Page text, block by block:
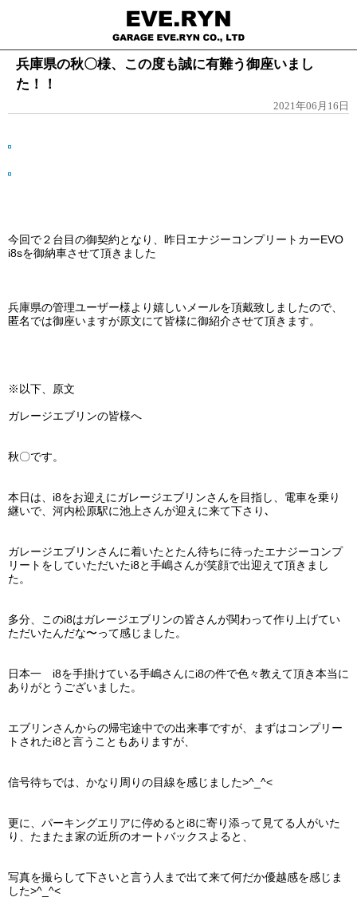
兵庫県の秋〇様、この度も誠に有難う御座いまし
た！！
2021年06月16日
今回で２台目の御契約となり、昨日エナジーコンプリートカーEVO
i8sを御納車させて頂きました
兵庫県の管理ユーザー様より嬉しいメールを頂戴致しましたので、
匿名では御座いますが原文にて皆様に御紹介させて頂きます。
※以下、原文
ガレージエブリンの皆様へ
秋〇です。
本日は、i8をお迎えにガレージエブリンさんを目指し、電車を乗り
継いで、河内松原駅に池上さんが迎えに来て下さり､
ガレージエブリンさんに着いたとたん待ちに待ったエナジーコンプ
リートをしていただいたi8と手嶋さんが笑顔で出迎えて頂きまし
た。
多分、このi8はガレージエブリンの皆さんが関わって作り上げてい
ただいたんだな〜って感じました。
日本一 i8を手掛けている手嶋さんにi8の件で色々教えて頂き本当に
ありがとうございました。
エブリンさんからの帰宅途中での出来事ですが、まずはコンプリー
トされたi8と言うこともありますが、
信号待ちでは、かなり周りの目線を感じました>^_^<
更に、パーキングエリアに停めるとi8に寄り添って見てる人がいた
り、たまたま家の近所のオートバックスよると、
写真を撮らして下さいと言う人まで出て来て何だか優越感を感じま
した>^_^<